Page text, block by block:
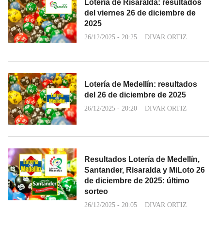
Lotería de Risaralda: resultados
del viernes 26 de diciembre de
2025
26/12/2025 - 20:25 DIVAR ORTIZ
Lotería de Medellín: resultados
del 26 de diciembre de 2025
26/12/2025 - 20:20 DIVAR ORTIZ
Resultados Lotería de Medellín,
Santander, Risaralda y MiLoto 26
de diciembre de 2025: último
sorteo
26/12/2025 - 20:05 DIVAR ORTIZ